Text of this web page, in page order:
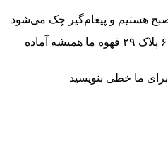
قهوه ما همیشه آماده
برای ما خطی بنویسید